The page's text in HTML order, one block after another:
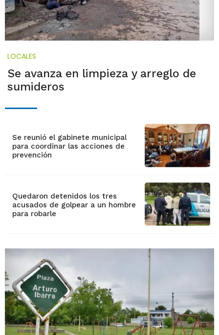
LOCALES
Se avanza en limpieza y arreglo de
sumideros
Se reunió el gabinete municipal
para coordinar las acciones de
prevención
Quedaron detenidos los tres
acusados de golpear a un hombre
para robarle